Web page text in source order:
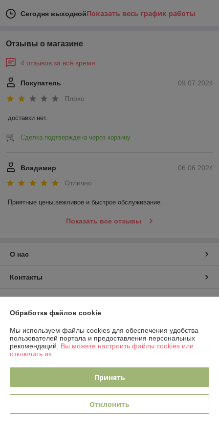
Сегодня выходнойПоказать весь график работы
Отзывы о магазине
4 отзывов за всё время
09.07.2024
Покупатель
Плохо
доставки нет.
Сделка подтверждена через корзину
06.06.2024
Владимир
Отлично
Приятные цены,вежливое и быстрое обслуживание.
Показать все отзывы
О нас
Контакты
Полная версия сайта
Политика обработки cookies
Обработка файлов cookie
Мы используем файлы cookies для обеспечения удобства
пользователей портала и предоставления персональных
рекомендаций. Вы можете настроить файлы cookies или
отключить их.
Принять
Отклонить